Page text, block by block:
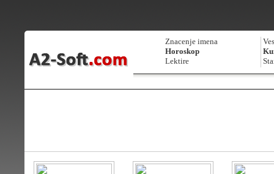
Znacenje imena
Horoskop
Lektire